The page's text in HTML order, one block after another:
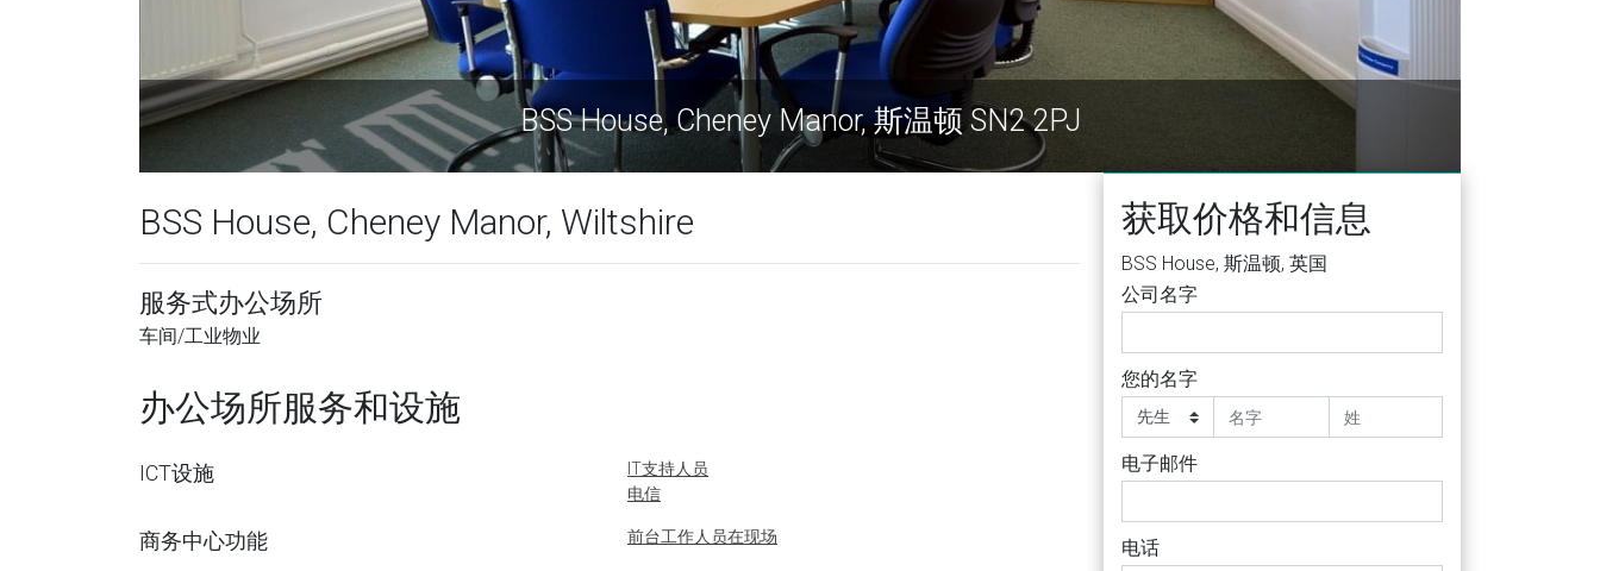
Cheney Manor, 斯温顿 SN2 2PJ BSS House, Cheney
BSS House, Cheney Manor, Wiltshire
服务式办公场所
车间/工业物业
办公场所服务和设施
ICT设施
IT支持人员
电信
商务中心功能 前台工作人员在现场
获取价格和信息
BSS House, 斯温顿, 英国
公司名字
您的名字
电子邮件
电话